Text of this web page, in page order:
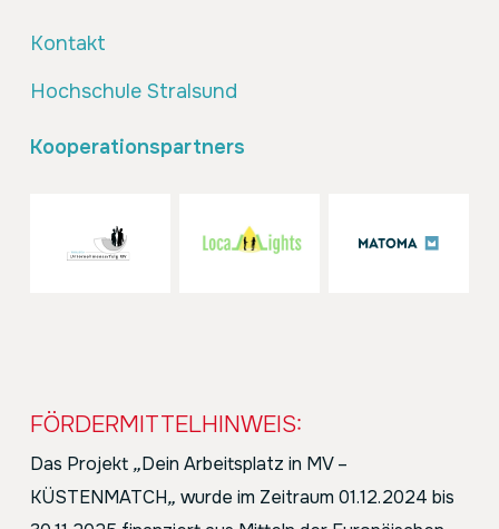
Kontakt
Hochschule Stralsund
Kooperationspartners
FÖRDERMITTELHINWEIS:
Das Projekt „Dein Arbeitsplatz in MV –
KÜSTENMATCH„ wurde im Zeitraum 01.12.2024 bis